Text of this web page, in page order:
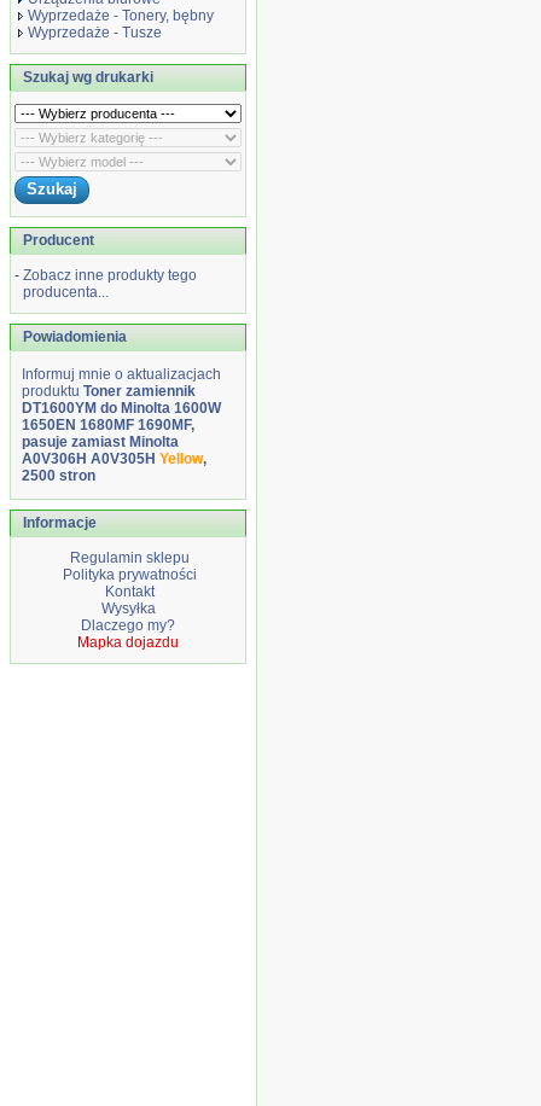
Wyprzedaże - Tonery, bębny
Wyprzedaże - Tusze
Szukaj wg drukarki
Producent
- Zobacz inne produkty tego
producenta...
Powiadomienia
Informuj mnie o aktualizacjach
produktu Toner zamiennik
DT1600YM do Minolta 1600W
1650EN 1680MF 1690MF,
pasuje zamiast Minolta
A0V306H A0V305H Yellow,
2500 stron
Informacje
Regulamin sklepu
Polityka prywatności
Kontakt
Wysyłka
Dlaczego my?
Mapka dojazdu